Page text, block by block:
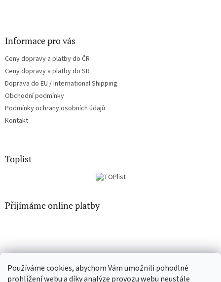
Používáme cookies, abychom Vám umožnili pohodlné
prohlížení webu a díky analýze provozu webu neustále
Informace pro vás
Ceny dopravy a platby do ČR
Ceny dopravy a platby do SR
Doprava do EU / International Shipping
Obchodní podmínky
Podmínky ochrany osobních údajů
Kontakt
Toplist
Přijímáme online platby
CD-Soundtrack.cz CD-hudba.cz